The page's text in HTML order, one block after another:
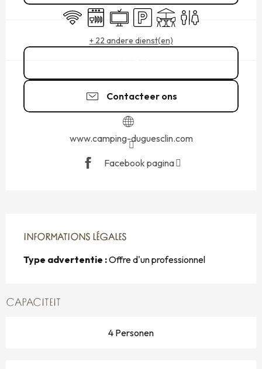
Wifi
Vaatwassers
TelevisieParkeerplaats
Terras Toiletten
+ 22 andere dienst(en)
Contacteer ons
www.camping-duguesclin.com
Facebook pagina
INFORMATIONS LÉGALES
INFORMATIONS LÉGALES
Type advertentie :Offre d'un professionnel
CAPACITEIT
4 Personen